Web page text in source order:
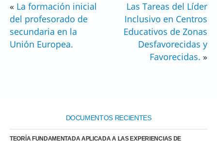
« La formación inicial
del profesorado de
secundaria en la
Unión Europea.
Las Tareas del Líder
Inclusivo en Centros
Educativos de Zonas
Desfavorecidas y
Favorecidas. »
DOCUMENTOS RECIENTES
TEORÍA FUNDAMENTADA APLICADA A LAS EXPERIENCIAS DE